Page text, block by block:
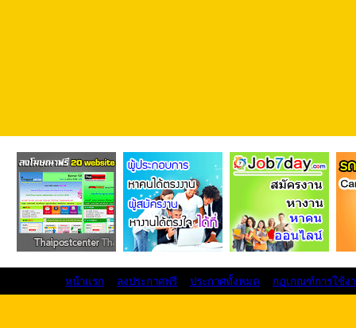
หน้าแรก ลงประกาศฟรี ประกาศทั้งหมด กฏเกณฑ์การใช้ง